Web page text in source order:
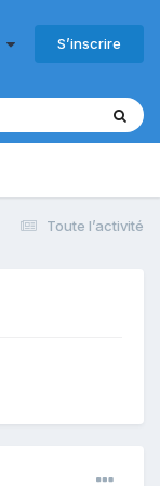
S’inscrire
Toute l’activité